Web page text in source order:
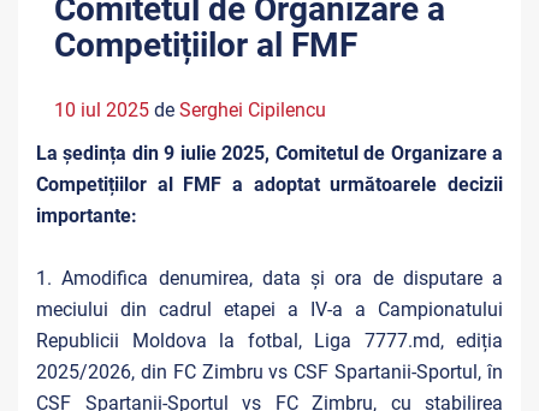
Comitetul de Organizare a
Competițiilor al FMF
10 iul 2025 de Serghei Cipilencu
La ședința din 9 iulie 2025, Comitetul de Organizare a
Competițiilor al FMF a adoptat următoarele decizii
importante:
1. Amodifica denumirea, data și ora de disputare a
meciului din cadrul etapei a IV-a a Campionatului
Republicii Moldova la fotbal, Liga 7777.md, ediția
2025/2026, din FC Zimbru vs CSF Spartanii-Sportul, în
CSF Spartanii-Sportul vs FC Zimbru, cu stabilirea